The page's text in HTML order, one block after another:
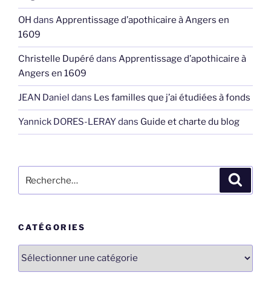
OH dans Apprentissage d’apothicaire à Angers en
1609
Christelle Dupéré dans Apprentissage d’apothicaire à
Angers en 1609
JEAN Daniel dans Les familles que j’ai étudiées à fonds
Yannick DORES-LERAYdans Guide et charte du blog
pour
CATÉGORIES